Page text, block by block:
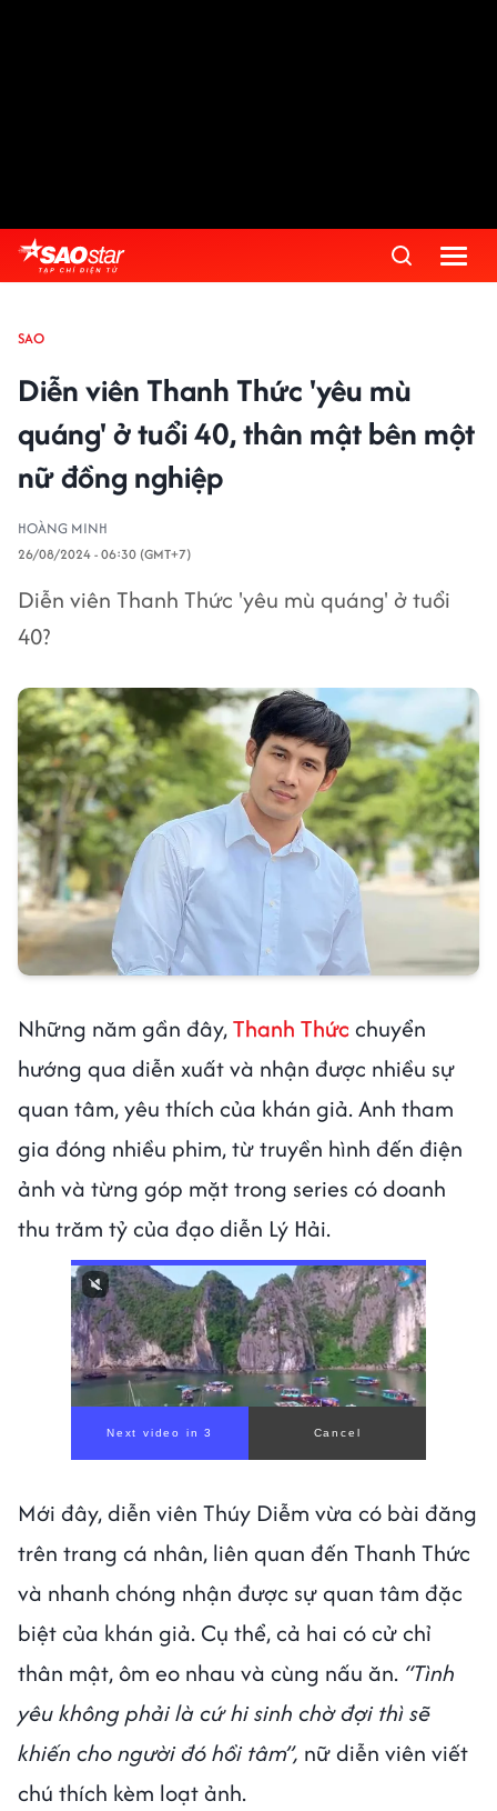
SAO
Diễn viên Thanh Thức 'yêu mù
quáng' ở tuổi 40, thân mật bên một
nữ đồng nghiệp
HOÀNG MINH
26/08/2024 - 06:30 (GMT+7)
Diễn viên Thanh Thức 'yêu mù quáng' ở tuổi
40?
Những năm gần đây,Thanh Thứcchuyển
hướng qua diễn xuất và nhận được nhiều sự
quan tâm, yêu thích của khán giả. Anh tham
gia đóng nhiều phim, từ truyền hình đến điện
ảnh và từng góp mặt trong series có doanh
thu trăm tỷ của đạo diễn Lý Hải.
00:00/ 00:59
Mới đây, diễn viên Thúy Diễm vừa có bài đăng
trên trang cá nhân, liên quan đến Thanh Thức
và nhanh chóng nhận được sự quan tâm đặc
biệt của khán giả. Cụ thể, cả hai có cử chỉ
thân mật, ôm eo nhau và cùng nấu ăn. “Tình
yêu không phải là cứ hi sinh chờ đợi thì sẽ
khiến cho người đó hồi tâm”, nữ diễn viên viết
chú thích kèm loạt ảnh.